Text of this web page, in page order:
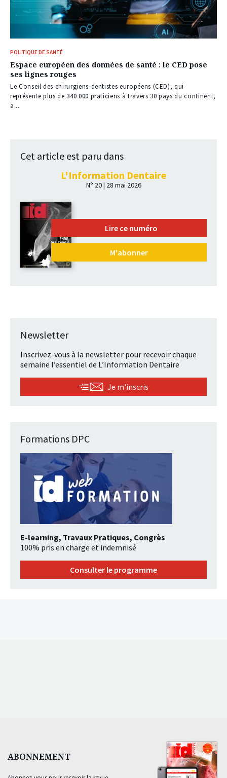
POLITIQUE DE SANTÉ
Espace européen des données de santé : le CED pose
ses lignes rouges
Le Conseil des chirurgiens-dentistes européens (CED), qui
représente plus de 340 000 praticiens à travers 30 pays du continent,
a...
Cet article est paru dans
L'Information Dentaire
N° 20 | 28 mai 2026
Lire ce numéro
M'abonner
Newsletter
Inscrivez-vous à la newsletter pour recevoir chaque
semaine l’essentiel de L’Information Dentaire
Je m'inscris
Formations DPC
E-learning, Travaux Pratiques, Congrès
100% pris en charge et indemnisé
Consulter le programme
ABONNEMENT